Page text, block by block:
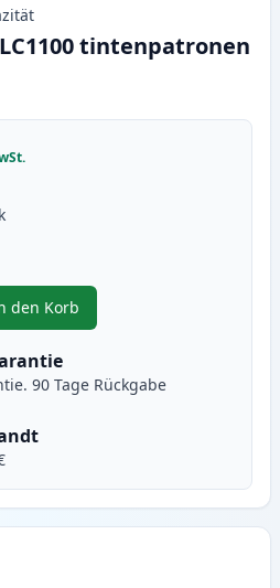
tintenpatronen
um anzupassen
den Korb
, 10 stück Brother LC1100
90 Tage Rückgabe